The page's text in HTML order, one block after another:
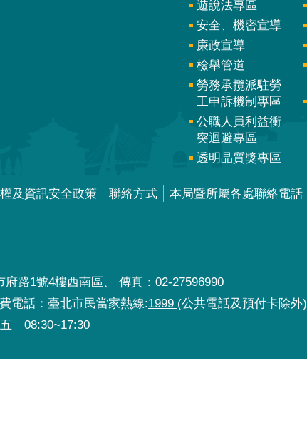
遊說法專區
安全、機密宣導
廉政宣導
檢舉管道
勞務承攬派駐勞
工申訴機制專區
公職人員利益衝
突迴避專區
透明晶質獎專區
及資訊安全政策 聯絡方式 本局暨所屬各處聯絡電話
路1號4樓西南區、 傳真：02-27596990
電話：臺北市民當家熱線:1999 (公共電話及預付卡除外)
五 08:30~17:30